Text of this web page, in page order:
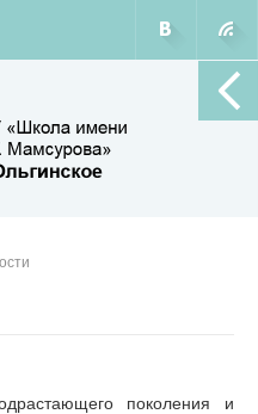
поколения и